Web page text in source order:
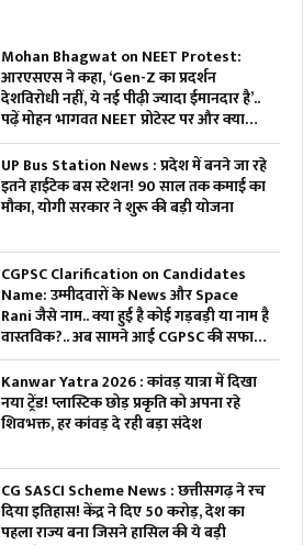
Mohan Bhagwat on NEET Protest:
आरएसएस ने कहा, ‘Gen-Z का प्रदर्शन
देशविरोधी नहीं, ये नई पीढ़ी ज्यादा ईमानदार है’..
पढ़ें मोहन भागवत NEET प्रोटेस्ट पर और क्या
कहा
UP Bus Station News : प्रदेश में बनने जा रहे
इतने हाईटेक बस स्टेशन! 90 साल तक कमाई का
मौका, योगी सरकार ने शुरू की बड़ी योजना
CGPSC Clarification on Candidates
Name: उम्मीदवारों के News और Space
Rani जैसे नाम.. क्या हुई है कोई गड़बड़ी या नाम है
वास्तविक?.. अब सामने आई CGPSC की सफाई,
पढ़ें
Kanwar Yatra 2026 : कांवड़ यात्रा में दिखा
नया ट्रेंड! प्लास्टिक छोड़ प्रकृति को अपना रहे
शिवभक्त, हर कांवड़ दे रही बड़ा संदेश
CG SASCI Scheme News : छत्तीसगढ़ ने रच
दिया इतिहास! केंद्र ने दिए 50 करोड़, देश का
पहला राज्य बना जिसने हासिल की ये बड़ी